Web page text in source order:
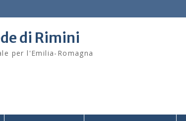
di Rimini
per l'Emilia-Romagna